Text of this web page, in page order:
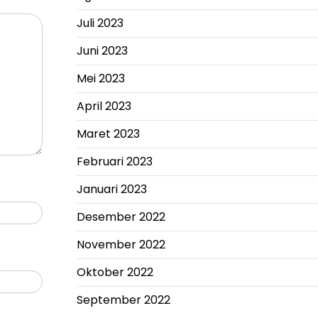
Juli 2023
Juni 2023
Mei 2023
April 2023
Maret 2023
Februari 2023
Januari 2023
Desember 2022
November 2022
Oktober 2022
September 2022